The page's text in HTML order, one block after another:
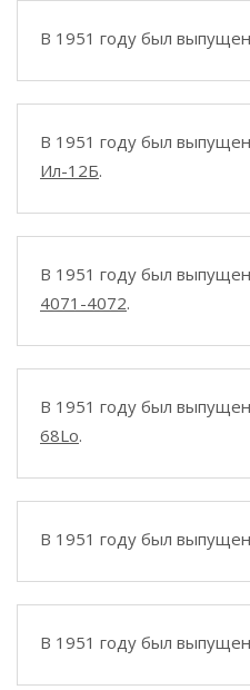
В 1951 году был
В 1951 году был
Ил-12Б.
В 1951 году был
4071-4072.
В 1951 году был
68Lo.
В 1951 году был
В 1951 году был